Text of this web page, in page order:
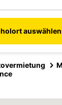
auswählen